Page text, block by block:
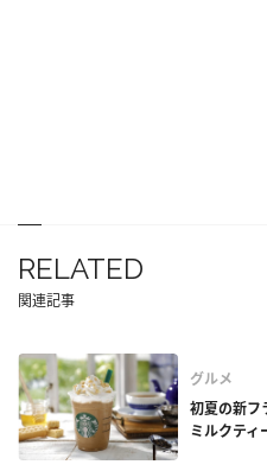
RELATED
関連記事
グルメ
初夏の新フ
ミルクティ